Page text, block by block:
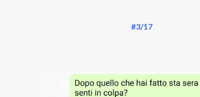
#3/17